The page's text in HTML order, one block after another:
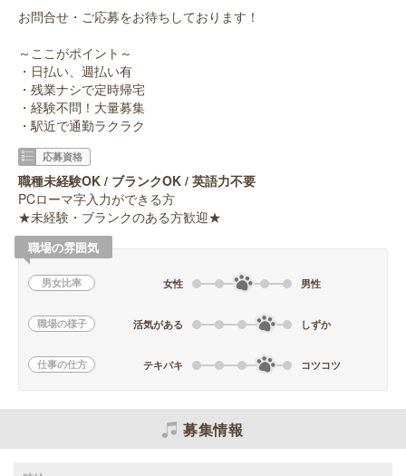
お問合せ・ご応募をお待ちしております！
～ここがポイント～
・日払い、週払い有
・残業ナシで定時帰宅
・経験不問！大量募集
・駅近で通勤ラクラク
応募資格
職種未経験OK / ブランクOK / 英語力不要
PCローマ字入力ができる方
★未経験・ブランクのある方歓迎★
職場の雰囲気
男女比率 女性 男性
職場の様子 活気がある しずか
仕事の仕方 テキパキ コツコツ
募集情報